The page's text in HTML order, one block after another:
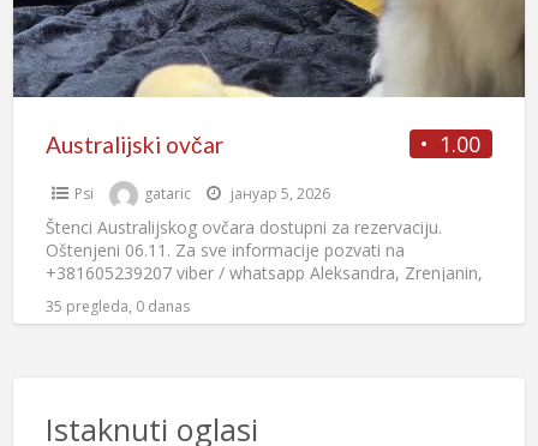
1.00
Australijski ovčar
Psi gataric јануар 5, 2026
Štenci Australijskog ovčara dostupni za rezervaciju.
Oštenjeni 06.11. Za sve informacije pozvati na
+381605239207 viber / whatsapp Aleksandra, Zrenjanin,
35 pregleda, 0 danas
Istaknuti oglasi